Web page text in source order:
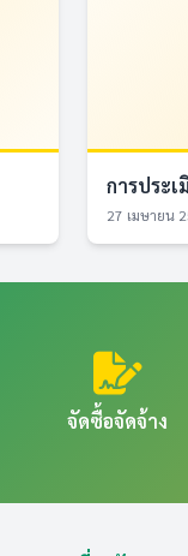
การประเ
27 เมษายน
จัดซื้อจัดจ้าง